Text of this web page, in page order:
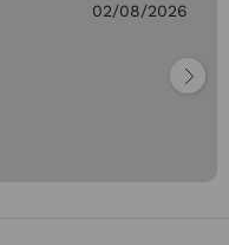
02/08/2026